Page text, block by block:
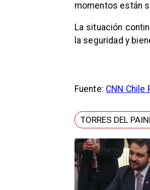
momentos están
La situación
la seguridad y
Fuente: CNN Chile
TORRES DEL